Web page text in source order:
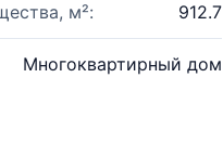
м²: 912.7
Многоквартирный дом